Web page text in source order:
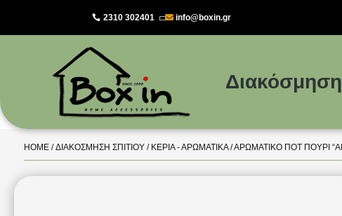
2310 302401  info@boxin.gr
Διακόσμηση
HOME/ΔΙΑΚΌΣΜΗΣΗ ΣΠΙΤΙΟΎ/ ΚΕΡΙΆ - ΑΡΩΜΑΤΙΚΆ/ ΑΡΩΜΑΤΙΚΌ ΠΟΤ ΠΟΥΡΊ